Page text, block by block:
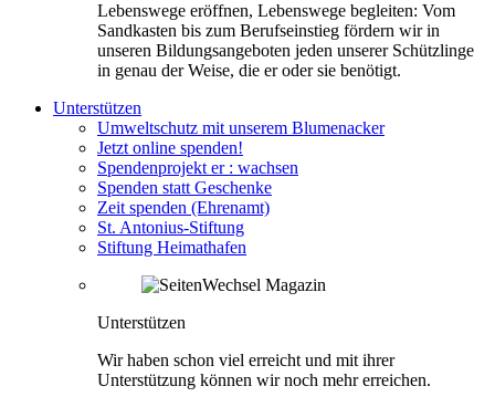
Lebenswege eröffnen, Lebenswege begleiten: Vom
Sandkasten bis zum Berufseinstieg fördern wir in
unseren Bildungsangeboten jeden unserer Schützlinge
in genau der Weise, die er oder sie benötigt.
Unterstützen
Umweltschutz mit unserem Blumenacker
Jetzt online spenden!
Spendenprojekt er : wachsen
Spenden statt Geschenke
Zeit spenden (Ehrenamt)
St. Antonius-Stiftung
Stiftung Heimathafen
Unterstützen
Wir haben schon viel erreicht und mit ihrer
Unterstützung können wir noch mehr erreichen.